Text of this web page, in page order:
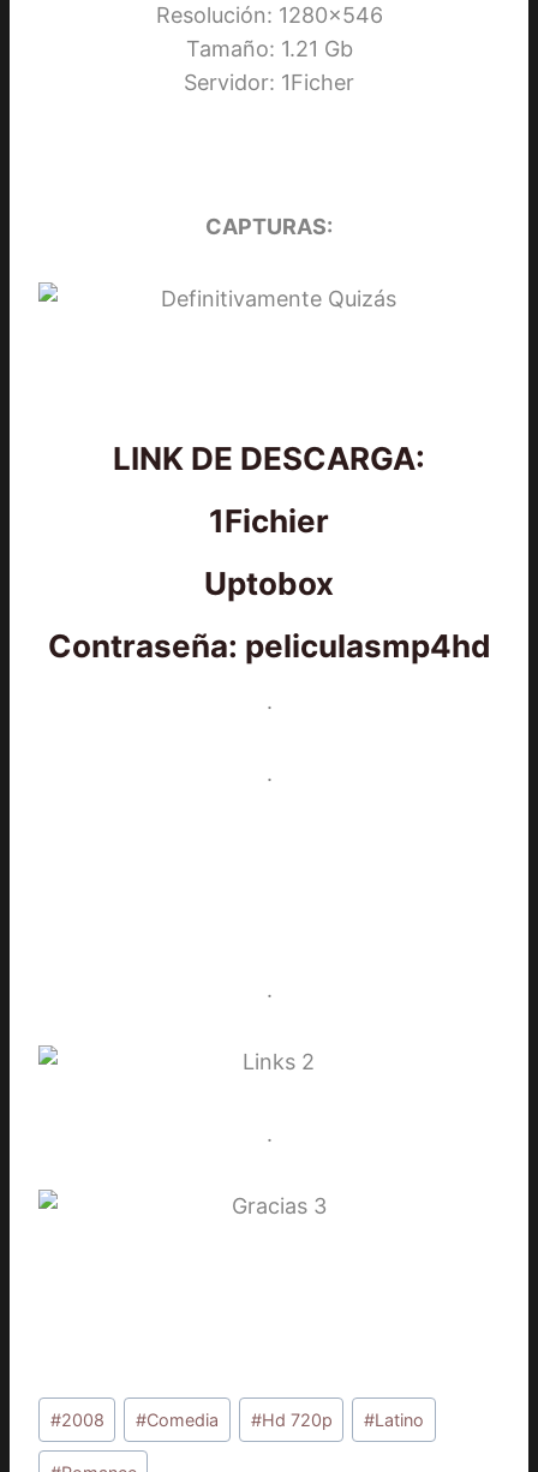
Resolución: 1280×546
Tamaño: 1.21 Gb
Servidor: 1Ficher
CAPTURAS:
LINK DE DESCARGA:
1Fichier
Uptobox
Contraseña: peliculasmp4hd
.
.
.
.
Etiquetas
de
#2008 #Comedia #Hd 720p #Latino